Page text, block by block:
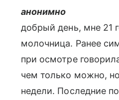
анонимно
добрый день, мне 21
молочница. Ранее
при осмотре
чем только можно,
недели. Последние